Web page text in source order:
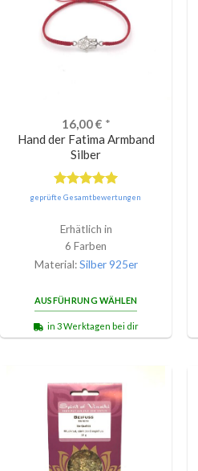
16,00€ *
Hand der Fatima Armband
Silber
Bewertet
von 5
geprüfte Gesamtbewertungen
Erhätlich in
6 Farben
Material:Silber 925er
AUSFÜHRUNG WÄHLEN
in 3 Werktagen bei dir